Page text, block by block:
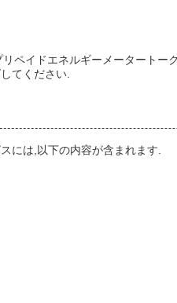
ペイドエネルギーメータートー
てください.
には,以下の内容が含まれます.